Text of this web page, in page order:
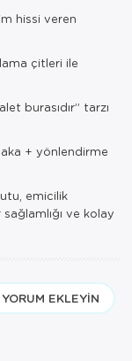
hissi veren
çitleri ile
burasıdır” tarzı
+ yönlendirme
emicilik
ve kolay
EKLEYIN